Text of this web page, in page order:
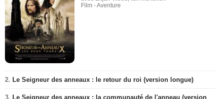
Film - Aventure
2. Le Seigneur des anneaux : le retour du roi (version longue)
3. Le Seigneur des anneaux : la communauté de l'anneau (version